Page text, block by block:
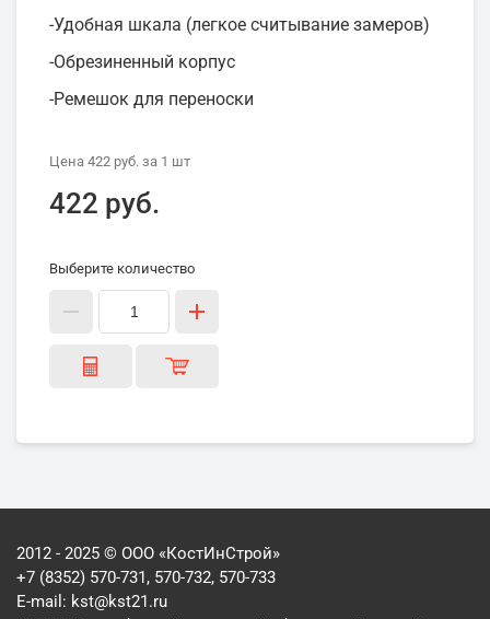
-Удобная шкала (легкое считывание замеров)
-Обрезиненный корпус
-Ремешок для переноски
Цена 422 руб. за 1 шт
422 руб.
Выберите количество
2012 - 2025 © ООО «КостИнСтрой»
+7 (8352) 570-731, 570-732, 570-733
E-mail: kst@kst21.ru